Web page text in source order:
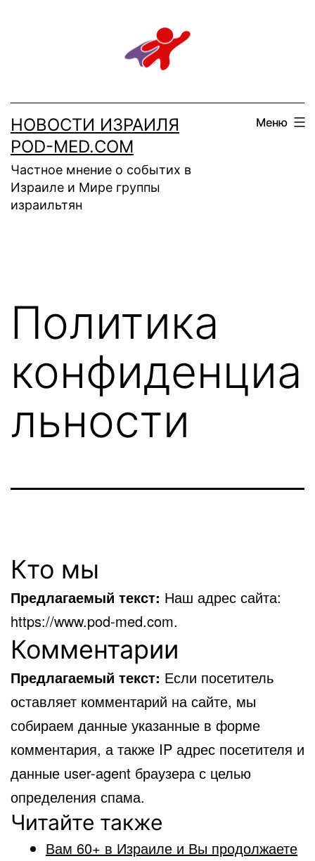
НОВОСТИ ИЗРАИЛЯ
POD-MED.COM
Частное мнение о событих в
Израиле и Мире группы
израильтян
Меню
Политика
конфиденциа
льности
Кто мы
Предлагаемый текст: Наш адрес сайта:
https://www.pod-med.com.
Комментарии
Предлагаемый текст: Если посетитель
оставляет комментарий на сайте, мы
собираем данные указанные в форме
комментария, а также IP адрес посетителя и
данные user-agent браузера с целью
определения спама.
Читайте также
Вам 60+ в Израиле и Вы продолжаете